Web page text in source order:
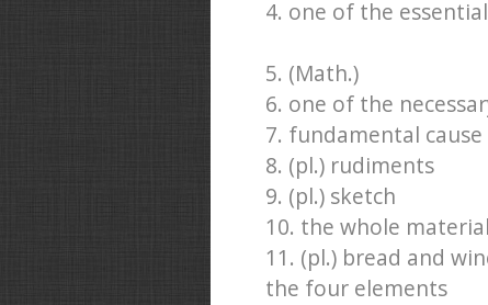
4. one of the
5. (Math.)
6. one of the
7. fundamental cause
8. (pl.) rudiments
9. (pl.) sketch
10. the whole
11. (pl.) bread and
the four elements